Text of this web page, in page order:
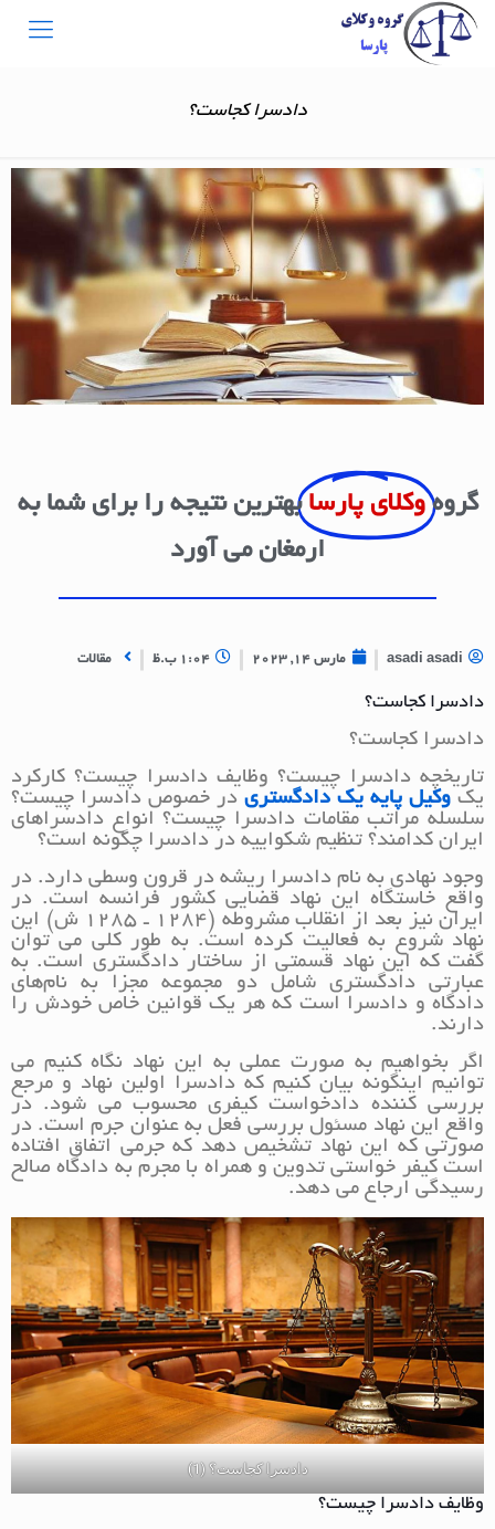
دادسرا کجاست؟
گروه وکلای پارسا بهترین نتیجه را برای شما به
ارمغان می آورد
asadi asadi مارس 14, 2023 1:04 ب.ظ مقالات
دادسرا کجاست؟
دادسرا کجاست؟
تاریخچه دادسرا چیست؟ وظایف دادسرا چیست؟ کارکرد
یک وکیل پایه یک دادگستری در خصوص دادسرا چیست؟
سلسله مراتب مقامات دادسرا چیست؟ انواع دادسراهای
ایران کدامند؟ تنظیم شکواییه در دادسرا چگونه است؟
وجود نهادی به نام دادسرا ریشه در قرون وسطی دارد. در
واقع خاستگاه این نهاد قضایی کشور فرانسه است. در
ایران نیز بعد از انقلاب مشروطه (1284 ـ 1285 ش) این
نهاد شروع به فعالیت کرده است. به طور کلی می توان
گفت که این نهاد قسمتی از ساختار دادگستری است. به
عبارتی دادگستری شامل دو مجموعه مجزا به نام‌های
دادگاه و دادسرا است که هر یک قوانین خاص خودش را
دارند.
اگر بخواهیم به صورت عملی به این نهاد نگاه کنیم می
توانیم اینگونه بیان کنیم که دادسرا اولین نهاد و مرجع
بررسی کننده دادخواست کیفری محسوب می شود. در
واقع این نهاد مسئول بررسی فعل به عنوان جرم است. در
صورتی که این نهاد تشخیص دهد که جرمی اتفاق افتاده
است کیفر خواستی تدوین و همراه با مجرم به دادگاه صالح
رسیدگی ارجاع می دهد.
دادسرا کجاست؟ (1)
وظایف دادسرا چیست؟